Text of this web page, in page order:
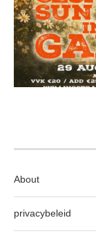
About
privacybeleid